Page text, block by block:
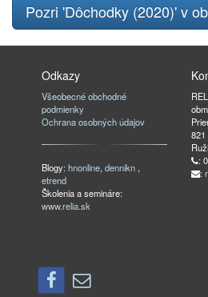
Pozri 'Dôchodky (2020)' v
Odkazy
Všeobecné obchodné
podmienky
Ochrana osobných údajov
Blogy:hnonline,dennikn ,
etrend
Školenia a semináre:
www.relia.sk
:
: